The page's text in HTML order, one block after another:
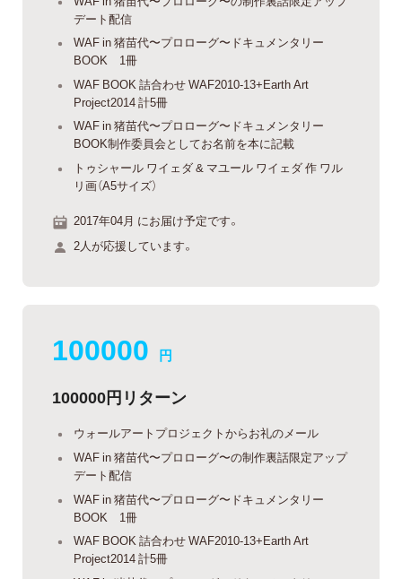
デート配信
WAF in 猪苗代〜プロローグ〜ドキュメンタリー
BOOK 1冊
WAF BOOK 詰合わせ WAF2010-13+Earth Art
Project2014 計5冊
WAF in 猪苗代〜プロローグ〜ドキュメンタリー
BOOK制作委員会としてお名前を本に記載
トゥシャール ワイェダ & マユール ワイェダ 作 ワル
リ画（A5サイズ）
2017年04月 にお届け予定です。
2人が応援しています。
100000 円
100000円リターン
ウォールアートプロジェクトからお礼のメール
WAF in 猪苗代〜プロローグ〜の制作裏話限定アップ
デート配信
WAF in 猪苗代〜プロローグ〜ドキュメンタリー
BOOK 1冊
WAF BOOK 詰合わせ WAF2010-13+Earth Art
Project2014 計5冊